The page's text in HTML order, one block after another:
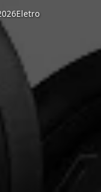
Eletro